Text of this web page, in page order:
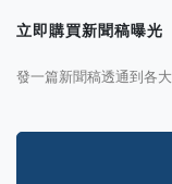
立即購買新聞稿曝光
發一篇新聞稿透通到各